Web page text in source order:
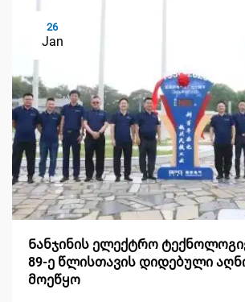
26
Jan
Ნანჯინის ელექტრო
89-ე წლისთავის დიდებული
მოეწყო